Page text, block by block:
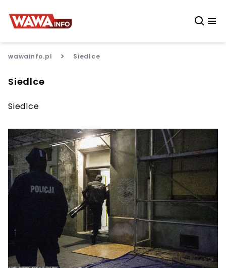
wawainfo.pl > Siedlce
Siedlce
Siedlce